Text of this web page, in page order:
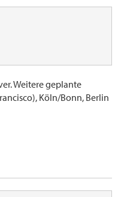
Weitere geplante
Köln/Bonn, Berlin